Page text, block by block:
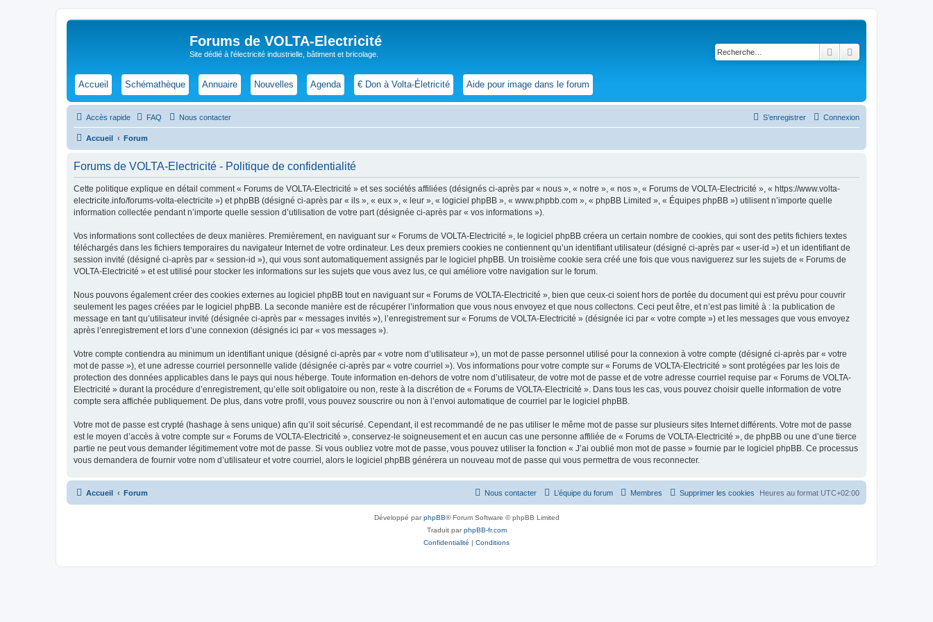
Forums de VOLTA-Electricité
Site dédié à l'électricité industrielle, bâtiment et bricolage. Rechercher
Accueil Schémathèque Annuaire Nouvelles Agenda € Don à Volta-Életricité Aide pour image dans le forum
Accès rapide FAQ Nous contacter Connexion
S’enregistrer
Accueil Forum
Forums de VOLTA-Electricité - Politique de confidentialité
Cette politique explique en détail comment « Forums de VOLTA-Electricité » et ses sociétés affiliées (désignés ci-après par « nous », « notre », « nos », « Forums de VOLTA-Electricité », « https://www.volta-
electricite.info/forums-volta-electricite ») et phpBB (désigné ci-après par « ils », « eux », « leur », « logiciel phpBB », « www.phpbb.com », « phpBB Limited », « Équipes phpBB ») utilisent n’importe quelle
information collectée pendant n’importe quelle session d’utilisation de votre part (désignée ci-après par « vos informations »).
Vos informations sont collectées de deux manières. Premièrement, en naviguant sur « Forums de VOLTA-Electricité », le logiciel phpBB créera un certain nombre de cookies, qui sont des petits fichiers textes
téléchargés dans les fichiers temporaires du navigateur Internet de votre ordinateur. Les deux premiers cookies ne contiennent qu’un identifiant utilisateur (désigné ci-après par « user-id ») et un identifiant de
session invité (désigné ci-après par « session-id »), qui vous sont automatiquement assignés par le logiciel phpBB. Un troisième cookie sera créé une fois que vous naviguerez sur les sujets de « Forums de
VOLTA-Electricité » et est utilisé pour stocker les informations sur les sujets que vous avez lus, ce qui améliore votre navigation sur le forum.
Nous pouvons également créer des cookies externes au logiciel phpBB tout en naviguant sur « Forums de VOLTA-Electricité », bien que ceux-ci soient hors de portée du document qui est prévu pour couvrir
seulement les pages créées par le logiciel phpBB. La seconde manière est de récupérer l’information que vous nous envoyez et que nous collectons. Ceci peut être, et n’est pas limité à : la publication de
message en tant qu’utilisateur invité (désignée ci-après par « messages invités »), l’enregistrement sur « Forums de VOLTA-Electricité » (désignée ici par « votre compte ») et les messages que vous envoyez
après l’enregistrement et lors d’une connexion (désignés ici par « vos messages »).
Votre compte contiendra au minimum un identifiant unique (désigné ci-après par « votre nom d’utilisateur »), un mot de passe personnel utilisé pour la connexion à votre compte (désigné ci-après par « votre
mot de passe »), et une adresse courriel personnelle valide (désignée ci-après par « votre courriel »). Vos informations pour votre compte sur « Forums de VOLTA-Electricité » sont protégées par les lois de
protection des données applicables dans le pays qui nous héberge. Toute information en-dehors de votre nom d’utilisateur, de votre mot de passe et de votre adresse courriel requise par « Forums de VOLTA-
Electricité » durant la procédure d’enregistrement, qu’elle soit obligatoire ou non, reste à la discrétion de « Forums de VOLTA-Electricité ». Dans tous les cas, vous pouvez choisir quelle information de votre
compte sera affichée publiquement. De plus, dans votre profil, vous pouvez souscrire ou non à l’envoi automatique de courriel par le logiciel phpBB.
Votre mot de passe est crypté (hashage à sens unique) afin qu’il soit sécurisé. Cependant, il est recommandé de ne pas utiliser le même mot de passe sur plusieurs sites Internet différents. Votre mot de passe
est le moyen d’accès à votre compte sur « Forums de VOLTA-Electricité », conservez-le soigneusement et en aucun cas une personne affiliée de « Forums de VOLTA-Electricité », de phpBB ou une d’une tierce
partie ne peut vous demander légitimement votre mot de passe. Si vous oubliez votre mot de passe, vous pouvez utiliser la fonction « J’ai oublié mon mot de passe » fournie par le logiciel phpBB. Ce processus
vous demandera de fournir votre nom d’utilisateur et votre courriel, alors le logiciel phpBB générera un nouveau mot de passe qui vous permettra de vous reconnecter.
Accueil Forum Heures au format UTC+02:00
Supprimer les cookies
Membres
L’équipe du forum
Nous contacter
Développé parphpBB® Forum Software © phpBB Limited
Traduit parphpBB-fr.com
Confidentialité | Conditions